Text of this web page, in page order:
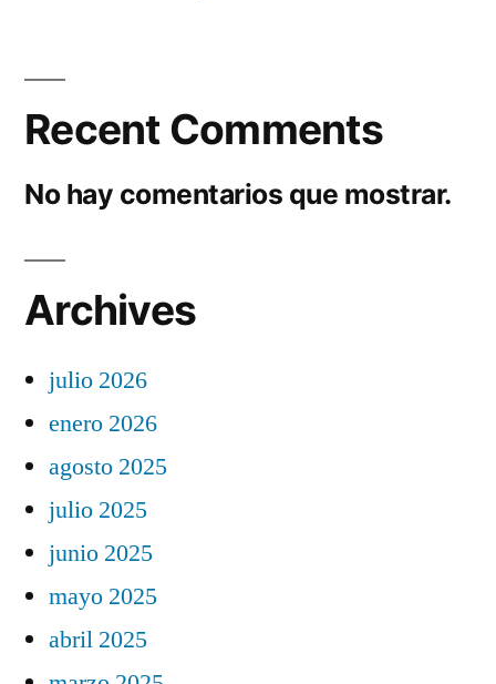
Recent Comments
No hay comentarios que mostrar.
Archives
julio 2026
enero 2026
agosto 2025
julio 2025
junio 2025
mayo 2025
abril 2025